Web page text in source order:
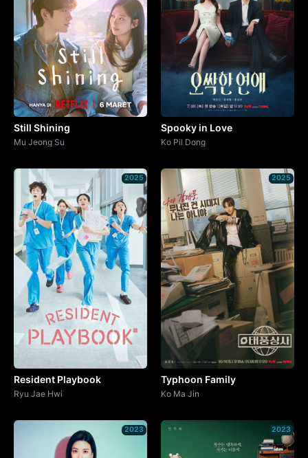
Still Shining
Mu Jeong Su
Spooky in Love
Ko Pil Dong
2025
Resident Playbook
Ryu Jae Hwi
2025
Typhoon Family
Ko Ma Jin
2023 2023